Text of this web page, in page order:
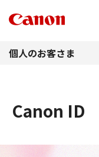
個人のお客さま
Canon ID